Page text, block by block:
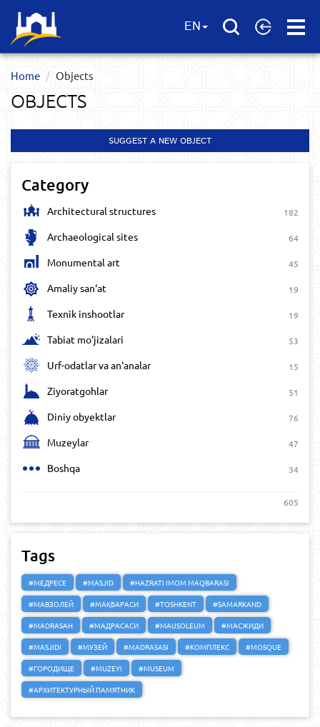
Open
EN
Home Objects
OBJECTS
SUGGEST A NEW OBJECT
Category
Architectural structures 182
Archaeological sites 64
Monumental art 45
Amaliy san‘at 19
Texnik inshootlar 19
Tabiat mo‘jizalari 53
Urf-odatlar va an‘analar 15
Ziyoratgohlar 51
Diniy obyektlar 76
Muzeylar 47
Boshqa 34
605
Tags
#МЕДРЕСЕ #MASJID
#HAZRATI IMOM MAQBARASI
#МАВЗОЛЕЙ
#МАҚБАРАСИ #TOSHKENT
#SAMARKAND
#MADRASAH
#МАДРАСАСИ #MAUSOLEUM
#МАСЖИДИ
#MASJIDI
#МУЗЕЙ #MADRASASI #КОМПЛЕКС
#MOSQUE
#ГОРОДИЩЕ
#MUZEYI
#MUSEUM
#АРХИТЕКТУРНЫЙ ПАМЯТНИК